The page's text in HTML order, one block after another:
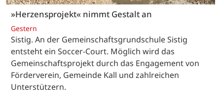
»Herzensprojekt« nimmt Gestalt an
Gestern
Sistig. An der Gemeinschaftsgrundschule Sistig
entsteht ein Soccer-Court. Möglich wird das
Gemeinschaftsprojekt durch das Engagement von
Förderverein, Gemeinde Kall und zahlreichen
Unterstützern.